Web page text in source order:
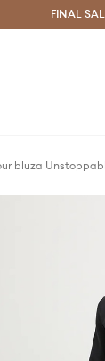
Oszczędzaj zFINAL
bluza